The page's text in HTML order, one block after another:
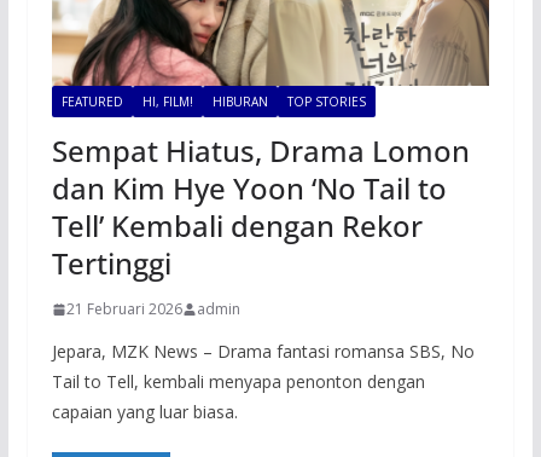
FEATURED HI, FILM! HIBURAN TOP STORIES
Sempat Hiatus, Drama Lomon
dan Kim Hye Yoon ‘No Tail to
Tell’ Kembali dengan Rekor
Tertinggi
21 Februari 2026 admin
Jepara, MZK News – Drama fantasi romansa SBS, No
Tail to Tell, kembali menyapa penonton dengan
capaian yang luar biasa.